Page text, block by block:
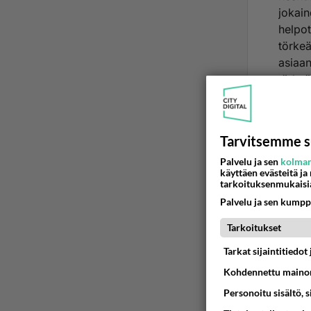
kun
jos
Tarvitsemme
Palvelu ja sen
käyttäen evästeitä
Palvelu ja sen
Tarkoitukset
Tarkat sijaintitiedot
Kohdennettu
Personoitu sisältö,